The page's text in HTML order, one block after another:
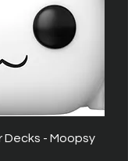
Decks - Moopsy